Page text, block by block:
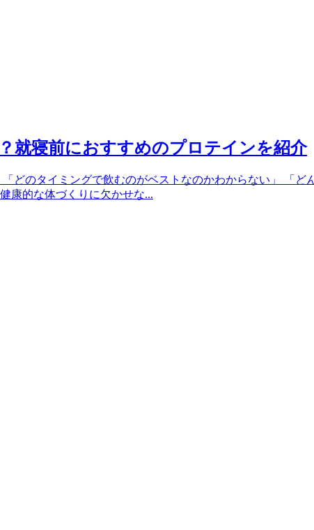
就寝前におすすめのプロテインを紹介
どのタイミングで飲むのがベストなのかわからない」 「
康的な体づくりに欠かせな...